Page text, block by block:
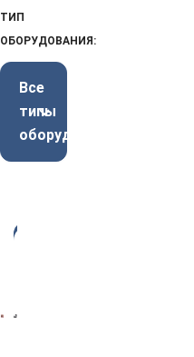
ТИП
ОБОРУДОВАНИЯ:
Все
типы
оборудования